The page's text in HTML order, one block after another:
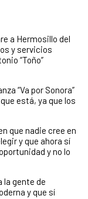
a Hermosillo del
y servicios
“Toño”
“Va por Sonora”
está, ya que los
que nadie cree en
y que ahora sí
y no lo
la gente de
y que sí